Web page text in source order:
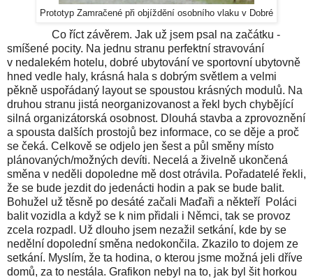
Prototyp Zamračené při objíždění osobního vlaku v Dobré
Co říct závěrem. Jak už jsem psal na začátku -
smíšené pocity. Na jednu stranu perfektní stravování
v nedalekém hotelu, dobré ubytování ve sportovní ubytovně
hned vedle haly, krásná hala s dobrým světlem a velmi
pěkně uspořádaný layout se spoustou krásných modulů. Na
druhou stranu jistá neorganizovanost a řekl bych chybějící
silná organizátorská osobnost. Dlouhá stavba a zprovoznění
a spousta dalších prostojů bez informace, co se děje a proč
se čeká. Celkově se odjelo jen šest a půl směny místo
plánovaných/možných devíti. Necelá a živelně ukončená
směna v neděli dopoledne mě dost otrávila. Pořadatelé řekli,
že se bude jezdit do jedenácti hodin a pak se bude balit.
Bohužel už těsně po desáté začali Maďaři a někteří Poláci
balit vozidla a když se k nim přidali i Němci, tak se provoz
zcela rozpadl. Už dlouho jsem nezažil setkání, kde by se
nedělní dopolední směna nedokončila. Zkazilo to dojem ze
setkání. Myslím, že ta hodina, o kterou jsme možná jeli dříve
domů, za to nestála. Grafikon nebyl na to, jak byl šit horkou